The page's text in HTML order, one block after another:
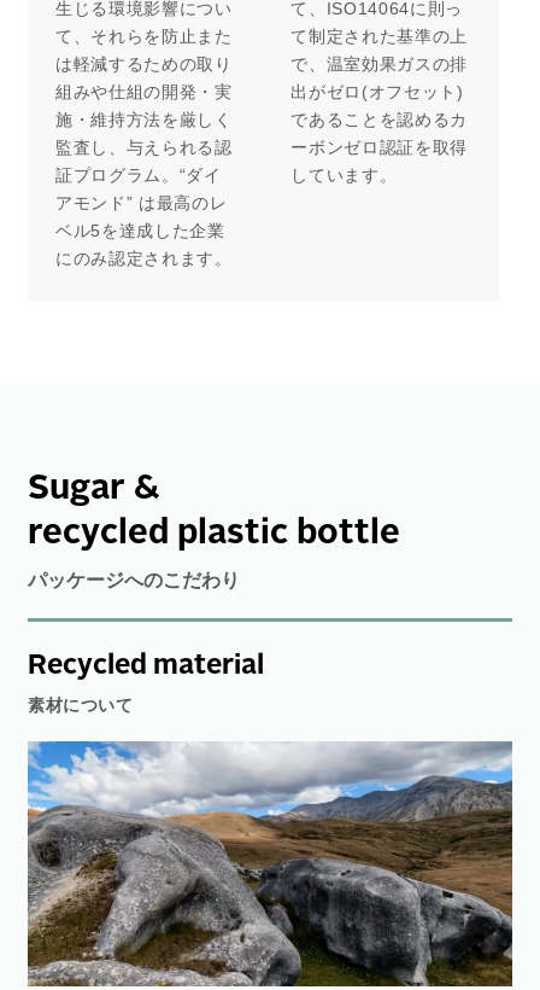
生じる環境影響につい
て、それらを防止また
は軽減するための取り
組みや仕組の開発・実
施・維持方法を厳しく
監査し、与えられる認
証プログラム。“ダイ
アモンド” は最高のレ
ベル5を達成した企業
にのみ認定されます。
て、ISO14064に則っ
て制定された基準の上
で、温室効果ガスの排
出がゼロ(オフセット)
であることを認めるカ
ーボンゼロ認証を取得
しています。
Sugar &
recycled plastic bottle
パッケージへのこだわり
Recycled material
素材について